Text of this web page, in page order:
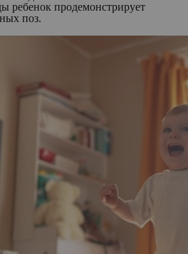
ребенок продемонстрирует
поз.